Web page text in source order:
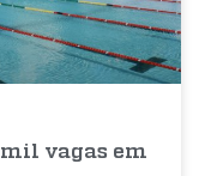
mil vagas em